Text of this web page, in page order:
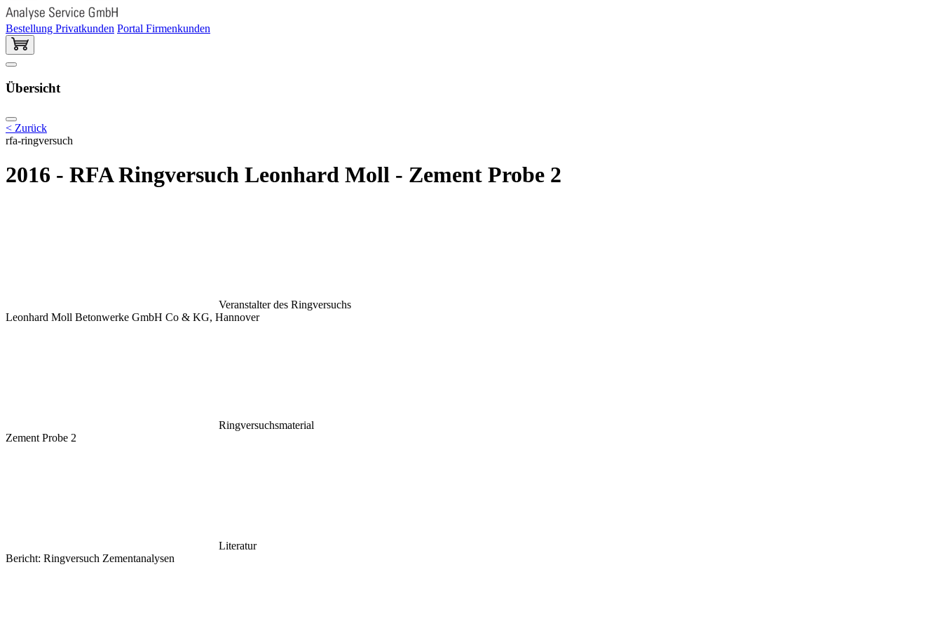
Bestellung Privatkunden Portal Firmenkunden
Übersicht
< Zurück
rfa-ringversuch
2016 - RFA Ringversuch Leonhard Moll - Zement Probe 2
Veranstalter des Ringversuchs
Leonhard Moll Betonwerke GmbH Co & KG, Hannover
Ringversuchsmaterial
Zement Probe 2
Literatur
Bericht: Ringversuch Zementanalysen